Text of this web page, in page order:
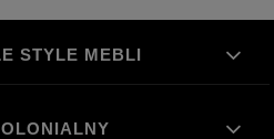
STYLE MEBLI